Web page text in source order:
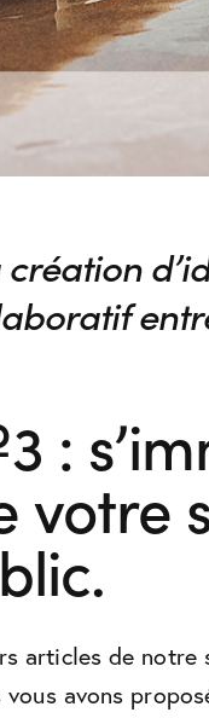
:
votre
articles de notre
avons